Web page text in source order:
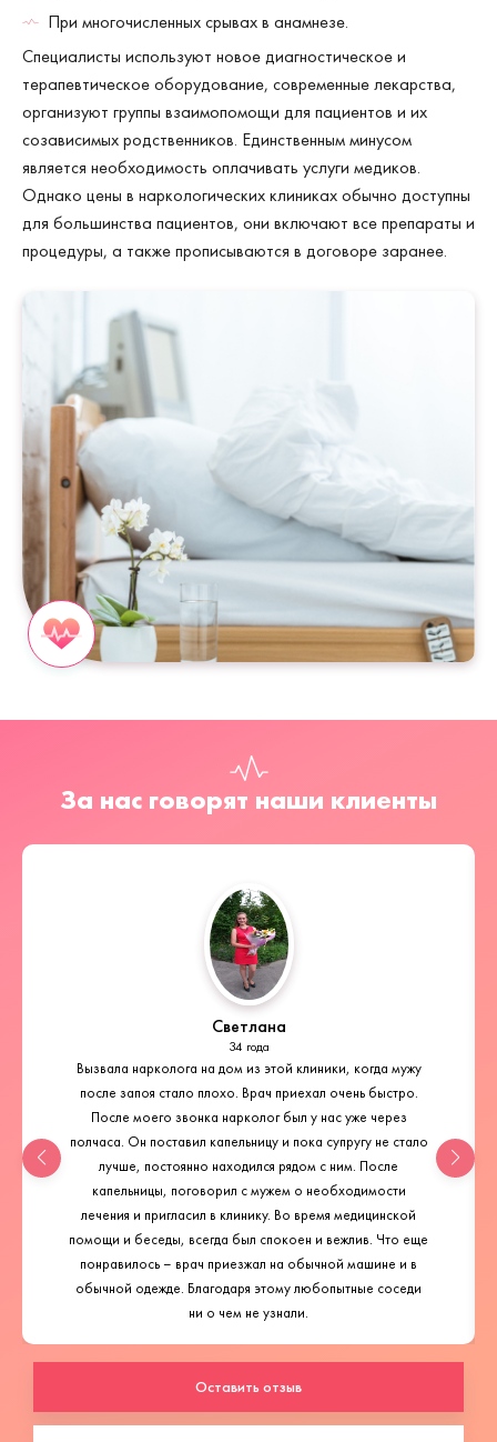
При многочисленных срывах в анамнезе.
Специалисты используют новое диагностическое и
терапевтическое оборудование, современные лекарства,
организуют группы взаимопомощи для пациентов и их
созависимых родственников. Единственным минусом
является необходимость оплачивать услуги медиков.
Однако цены в наркологических клиниках обычно доступны
для большинства пациентов, они включают все препараты и
процедуры, а также прописываются в договоре заранее.
За нас говорят наши клиенты
Светлана
34 года
Вызвала нарколога на дом из этой клиники, когда мужу
после запоя стало плохо. Врач приехал очень быстро.
После моего звонка нарколог был у нас уже через
полчаса. Он поставил капельницу и пока супругу не стало
лучше, постоянно находился рядом с ним. После
капельницы, поговорил с мужем о необходимости
лечения и пригласил в клинику. Во время медицинской
помощи и беседы, всегда был спокоен и вежлив. Что еще
понравилось – врач приезжал на обычной машине и в
обычной одежде. Благодаря этому любопытные соседи
ни о чем не узнали.
Оставить отзыв